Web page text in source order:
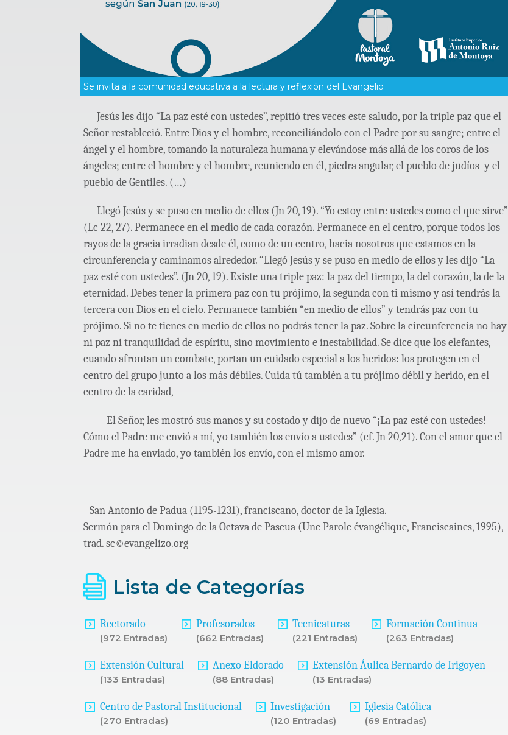
Se invita a la comunidad educativa a la lectura y reflexión del Evangelio
Jesús les dijo “La paz esté con ustedes”, repitió tres veces este saludo, por la triple paz que el
Señor restableció. Entre Dios y el hombre, reconciliándolo con el Padre por su sangre; entre el
ángel y el hombre, tomando la naturaleza humana y elevándose más allá de los coros de los
ángeles; entre el hombre y el hombre, reuniendo en él, piedra angular, el pueblo de judíos y el
pueblo de Gentiles. (…)
Llegó Jesús y se puso en medio de ellos (Jn 20, 19). “Yo estoy entre ustedes como el que sirve”
(Lc 22, 27). Permanece en el medio de cada corazón. Permanece en el centro, porque todos los
rayos de la gracia irradian desde él, como de un centro, hacia nosotros que estamos en la
circunferencia y caminamos alrededor. “Llegó Jesús y se puso en medio de ellos y les dijo “La
paz esté con ustedes”. (Jn 20, 19). Existe una triple paz: la paz del tiempo, la del corazón, la de la
eternidad. Debes tener la primera paz con tu prójimo, la segunda con ti mismo y así tendrás la
tercera con Dios en el cielo. Permanece también “en medio de ellos” y tendrás paz con tu
prójimo. Si no te tienes en medio de ellos no podrás tener la paz. Sobre la circunferencia no hay
ni paz ni tranquilidad de espíritu, sino movimiento e inestabilidad. Se dice que los elefantes,
cuando afrontan un combate, portan un cuidado especial a los heridos: los protegen en el
centro del grupo junto a los más débiles. Cuida tú también a tu prójimo débil y herido, en el
centro de la caridad,
El Señor, les mostró sus manos y su costado y dijo de nuevo “¡La paz esté con ustedes!
Cómo el Padre me envió a mí, yo también los envío a ustedes” (cf. Jn 20,21). Con el amor que el
Padre me ha enviado, yo también los envío, con el mismo amor.
San Antonio de Padua (1195-1231), franciscano, doctor de la Iglesia.
Sermón para el Domingo de la Octava de Pascua (Une Parole évangélique, Franciscaines, 1995),
trad. sc©evangelizo.org
Lista de Categorías
Rectorado
(972 Entradas)
Profesorados
(662 Entradas)
Tecnicaturas
(221 Entradas)
Formación Continua
(263 Entradas)
Extensión Cultural
(133 Entradas)
Anexo Eldorado
(88 Entradas)
Extensión Áulica Bernardo de Irigoyen
(13 Entradas)
Centro de Pastoral Institucional
(270 Entradas)
Investigación
(120 Entradas)
Iglesia Católica
(69 Entradas)